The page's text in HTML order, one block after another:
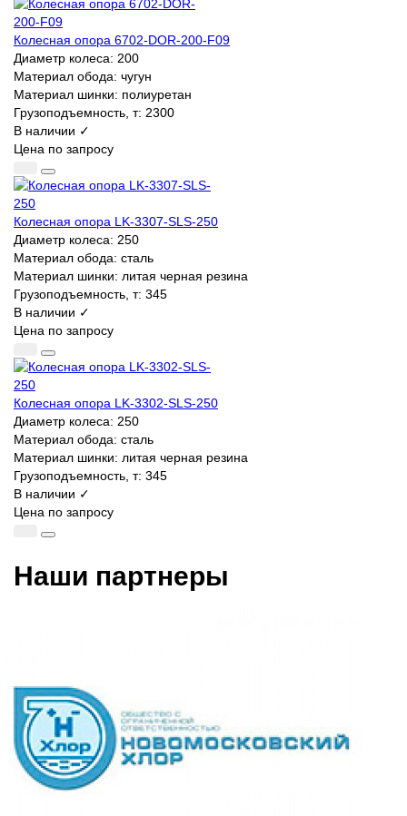
Колесная опора 6702-DOR-200-F09
Диаметр колеса: 200
Материал обода: чугун
Материал шинки: полиуретан
Грузоподъемность, т: 2300
В наличии ✓
Цена по запросу
Колесная опора LK-3307-SLS-250
Диаметр колеса: 250
Материал обода: сталь
Материал шинки: литая черная резина
Грузоподъемность, т: 345
В наличии ✓
Цена по запросу
Колесная опора LK-3302-SLS-250
Диаметр колеса: 250
Материал обода: сталь
Материал шинки: литая черная резина
Грузоподъемность, т: 345
В наличии ✓
Цена по запросу
Наши партнеры